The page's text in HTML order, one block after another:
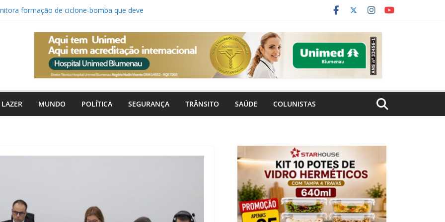
formação de ciclone-bomba que deve
saída de Gian Rodrigues após vice-
promove programação especial e gratuita
o mês de agosto
para cozinheira aos finais de semana
LAZER MUNDO POLÍTICA SEGURANÇA TRÂNSITO SAÚDE COLUNISTAS